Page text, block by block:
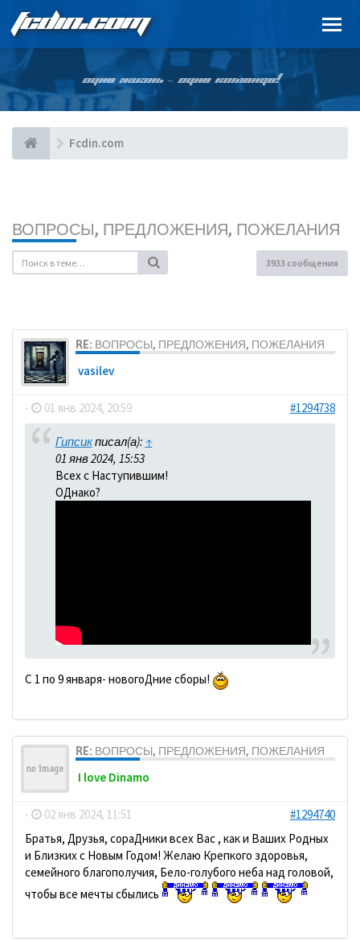
FCDIN.COM
ОДНА ЖИЗНЬ – ОДНА КОМАНДА!
Fcdin.com
ВОПРОСЫ, ПРЕДЛОЖЕНИЯ, ПОЖЕЛАНИЯ
3933 сообщения
RE: ВОПРОСЫ, ПРЕДЛОЖЕНИЯ, ПОЖЕЛАНИЯ
vasilev
- 01 янв 2024, 20:59 #1294738
Гипсикписал(а): ↑
01 янв 2024, 15:53
Всех с Наступившим!
ОДнако?
С 1 по 9 января- новогоДние сборы!
RE: ВОПРОСЫ, ПРЕДЛОЖЕНИЯ, ПОЖЕЛАНИЯ
I love Dinamo
- 02 янв 2024, 11:51
#1294740
Братья, Друзья, сораДники всех Вас , как и Ваших Родных
и Близких с Новым Годом! Желаю Крепкого здоровья,
семейного благополучия, Бело-голубого неба над головой,
чтобы все мечты сбылись